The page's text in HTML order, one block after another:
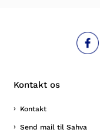
Kontakt os
Kontakt
Send mail til Sahva